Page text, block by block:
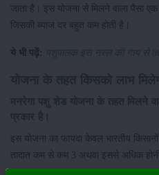
जाता है। इस योजना से मिलने वाला पैसा
जिसकी ब्याज दर बहुत कम होती है।
ये भी पढ़ें: पशुपालक इस नस्ल की गाय से
इस योजना का फायदा केवल भारतीय
तादात कम से कम 3 अथवा इससे अधिक